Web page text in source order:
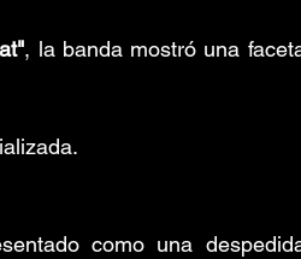
, la banda mostró una
como una